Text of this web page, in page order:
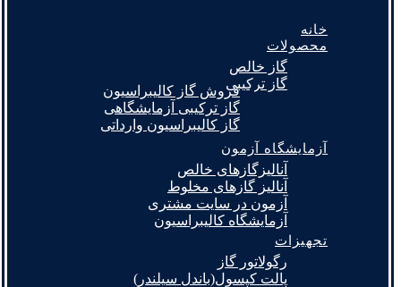
خانه
محصولات
گاز خالص
گاز ترکیبیفروش گاز کالیبراسیون
گاز ترکیبی آزمایشگاهی
گاز کالیبراسیون وارداتی
آزمایشگاه آزمون
آنالیزگازهای خالص
آنالیز گازهای مخلوط
آزمون در سایت مشتری
آزمایشگاه کالیبراسیون
تجهیزات
رگولاتور گاز
پالت کپسول(باندل سیلندر)